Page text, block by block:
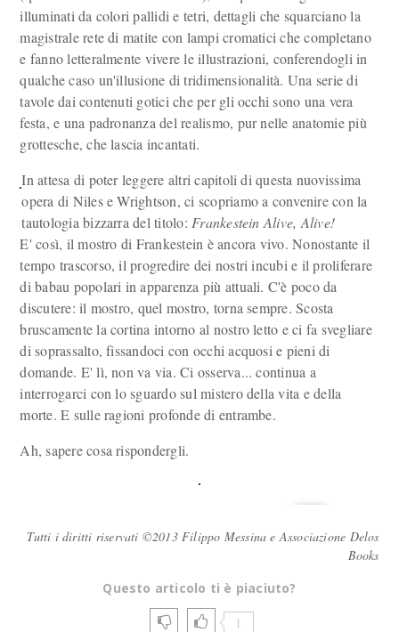
illuminati da colori pallidi e tetri, dettagli che squarciano la
magistrale rete di matite con lampi cromatici che completano
e fanno letteralmente vivere le illustrazioni, conferendogli in
qualche caso un'illusione di tridimensionalità. Una serie di
tavole dai contenuti gotici che per gli occhi sono una vera
festa, e una padronanza del realismo, pur nelle anatomie più
grottesche, che lascia incantati.
In attesa di poter leggere altri capitoli di questa nuovissima
opera di Niles e Wrightson, ci scopriamo a convenire con la
tautologia bizzarra del titolo: Frankestein Alive, Alive!
E' così, il mostro di Frankestein è ancora vivo. Nonostante il
tempo trascorso, il progredire dei nostri incubi e il proliferare
di babau popolari in apparenza più attuali. C'è poco da
discutere: il mostro, quel mostro, torna sempre. Scosta
bruscamente la cortina intorno al nostro letto e ci fa svegliare
di soprassalto, fissandoci con occhi acquosi e pieni di
domande. E' lì, non va via. Ci osserva... continua a
interrogarci con lo sguardo sul mistero della vita e della
morte. E sulle ragioni profonde di entrambe.
Ah, sapere cosa rispondergli.
Tutti i diritti riservati ©2013 Filippo Messina e Associazione Delos
Books
Questo articolo ti è piaciuto?
1